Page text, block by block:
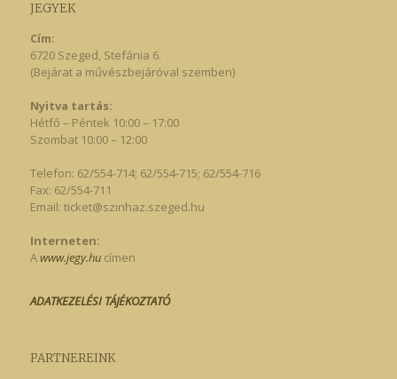
JEGYEK
Cím:
6720 Szeged, Stefánia 6.
(Bejárat a művészbejáróval szemben)
Nyitva tartás:
Hétfő – Péntek 10:00 – 17:00
Szombat 10:00 – 12:00
Telefon: 62/554-714; 62/554-715; 62/554-716
Fax: 62/554-711
Email: ticket@szinhaz.szeged.hu
Interneten:
Awww.jegy.hucímen
ADATKEZELÉSI TÁJÉKOZTATÓ
PARTNEREINK